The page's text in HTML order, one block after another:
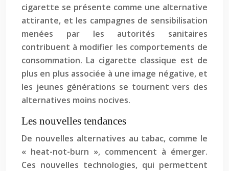
cigarette se présente comme une alternative
attirante, et les campagnes de sensibilisation
menées par les autorités sanitaires
contribuent à modifier les comportements de
consommation. La cigarette classique est de
plus en plus associée à une image négative, et
les jeunes générations se tournent vers des
alternatives moins nocives.
Les nouvelles tendances
De nouvelles alternatives au tabac, comme le
« heat-not-burn », commencent à émerger.
Ces nouvelles technologies, qui permettent